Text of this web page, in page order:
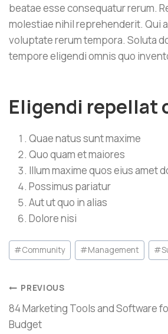
beatae esse consequatur rerum.
molestiae nihil reprehenderit. Qui
voluptate rerum tempora. Soluta
tempore eligendi omnis quo
Eligendi repellat
Quae natus sunt maxime
Quo quam et maiores
Illum maxime quos eius amet
Possimus pariatur
Aut ut quo in alias
Dolore nisi
#Community #Management #
PREVIOUS
84 Marketing Tools and Software
Budget